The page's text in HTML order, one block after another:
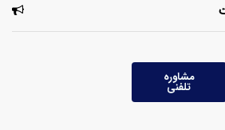
مشاوره
تلفنی